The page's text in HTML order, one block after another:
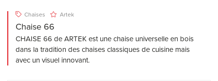
Chaises Artek
Chaise 66
CHAISE 66 de ARTEK est une chaise universelle en bois
dans la tradition des chaises classiques de cuisine mais
avec un visuel innovant.